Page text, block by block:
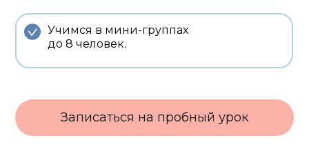
Учимся в мини-группах
до 8 человек.
Записаться на пробный урок